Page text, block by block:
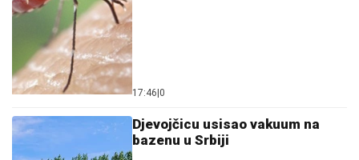
17:46 0
Djevojčicu usisao vakuum na
bazenu u Srbiji